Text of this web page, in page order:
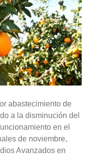
abastecimiento de
a la disminución del
en el
de noviembre,
Avanzados en